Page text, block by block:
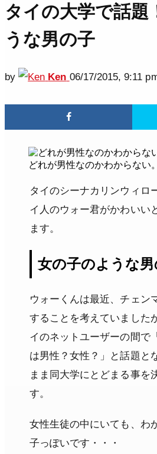
タイの大学で話題
うな男の子
by Ken 06/17/2015, 9:11
どれが男性なのかわからない。
タイのシーナカリンウィロ
イ人のウォー君がかわいい
ます。
女の子のような
ウォーくんは最近、チェン
することを考えていました
イのネットユーザーの間で
は男性？女性？」と話題と
まま同大学にとどまる事を
す。
女性生徒の中にいても、わ
子っぽいです・・・